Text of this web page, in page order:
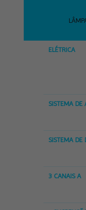
ELÉTRICA
SISTEMA DE
SISTEMA DE
3 CANAIS A